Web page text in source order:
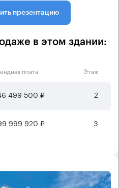
презентацию
в этом здании:
плата Этаж
499 500 ₽ 2
999 920 ₽ 3